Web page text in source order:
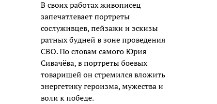
В своих работах живописец
запечатлевает портреты
сослуживцев, пейзажи и эскизы
ратных будней в зоне проведения
СВО. По словам самого Юрия
Сивачёва, в портреты боевых
товарищей он стремился вложить
энергетику героизма, мужества и
воли к победе.